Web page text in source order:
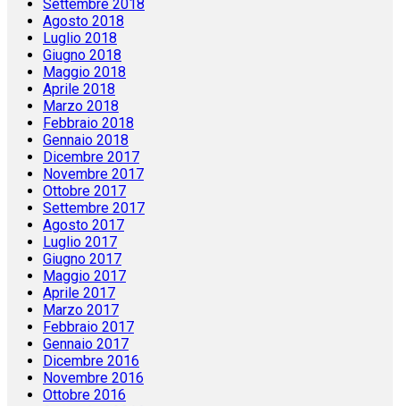
Settembre 2018
Agosto 2018
Luglio 2018
Giugno 2018
Maggio 2018
Aprile 2018
Marzo 2018
Febbraio 2018
Gennaio 2018
Dicembre 2017
Novembre 2017
Ottobre 2017
Settembre 2017
Agosto 2017
Luglio 2017
Giugno 2017
Maggio 2017
Aprile 2017
Marzo 2017
Febbraio 2017
Gennaio 2017
Dicembre 2016
Novembre 2016
Ottobre 2016